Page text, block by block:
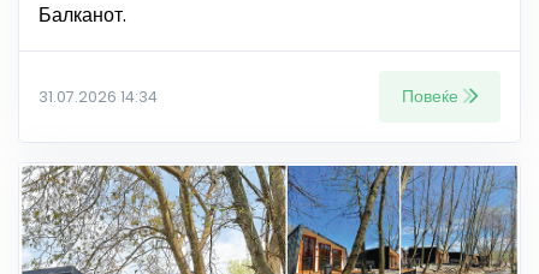
Балканот.
31.07.2026 14:34 Повеќе